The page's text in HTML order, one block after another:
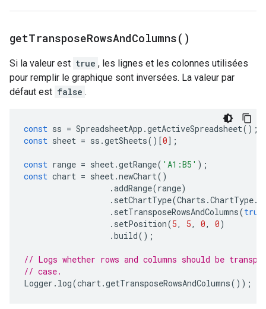
getTransposeRowsAndColumns( )
Si la valeur est true , les lignes et les colonnes utilisées
pour remplir le graphique sont inversées. La valeur par
défaut est false .
const ss = SpreadsheetApp .getActiveSpreadsheet();
const sheet = ss .getSheets()[0];
const range = sheet.getRange( 'A1:B5' );
const chart = sheet.newChart()
.addRange(range)
. setChartType(Charts .ChartType.
. setTransposeRowsAndColumns(true
. setPosition(5, 5, 0, 0)
.build();
// Logs whether rows and columns should be
// case.
Logger . log(chart.getTransposeRowsAndColumns());